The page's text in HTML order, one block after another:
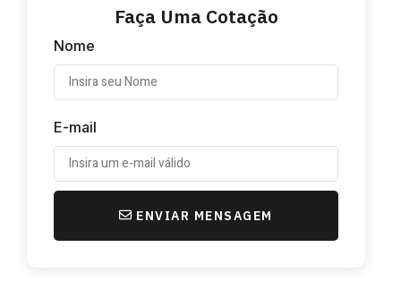
Faça Uma Cotação
Nome
E-mail
ENVIAR MENSAGEM